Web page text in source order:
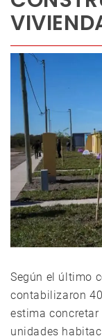
Según el último
contabilizaron
estima
unidades